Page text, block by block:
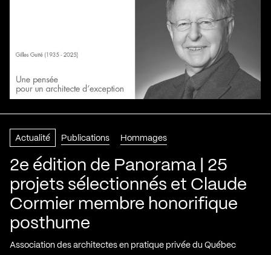
Actualité Publications Hommages
2e édition de Panorama | 25
projets sélectionnés et Claude
Cormier membre honorifique
posthume
Association des architectes en pratique privée du Québec